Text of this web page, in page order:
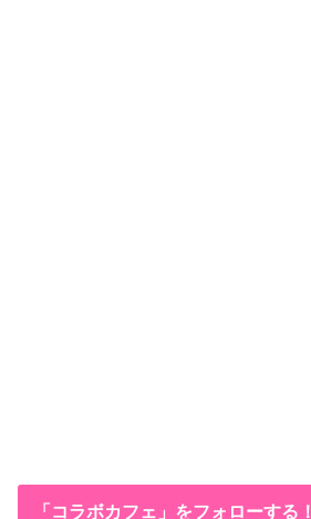
「コラボカフェ」をフォローする！